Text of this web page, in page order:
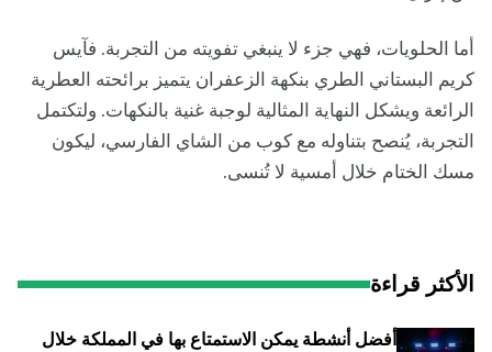
أما الحلويات، فهي جزء لا ينبغي تفويته من التجربة. فآيس
كريم البستاني الطري بنكهة الزعفران يتميز برائحته العطرية
الرائعة ويشكل النهاية المثالية لوجبة غنية بالنكهات. ولتكتمل
التجربة، يُنصح بتناوله مع كوب من الشاي الفارسي، ليكون
مسك الختام خلال أمسية لا تُنسى.
الأكثر قراءة
أفضل أنشطة يمكن الاستمتاع بها في المملكة خلال